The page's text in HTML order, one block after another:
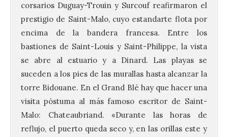
corsarios Duguay-Trouin y Surcouf reafirmaron el
prestigio de Saint-Malo, cuyo estandarte flota por
encima de la bandera francesa. Entre los
bastiones de Saint-Louis y Saint-Philippe, la vista
se abre al estuario y a Dinard. Las playas se
suceden a los pies de las murallas hasta alcanzar la
torre Bidouane. En el Grand Blé hay que hacer una
visita póstuma al más famoso escritor de Saint-
Malo: Chateaubriand. «Durante las horas de
reflujo, el puerto queda seco y, en las orillas este y